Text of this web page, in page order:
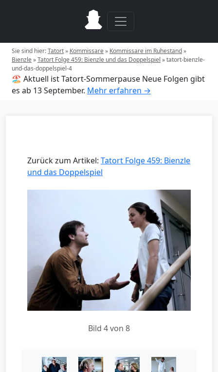
Sie sind hier:Tatort» Kommissare» Kommissare im Ruhestand»
Bienzle»Tatort Folge 459: Bienzle und das Doppelspiel »tatort-bienzle-
und-das-doppelspiel-4
🏖️ Aktuell ist Tatort-Sommerpause Neue Folgen gibt
es ab 13 September. Mehr erfahren →
Zurück zum Artikel: Tatort Folge 459: Bienzle
und das Doppelspiel
Bild 4 von 8